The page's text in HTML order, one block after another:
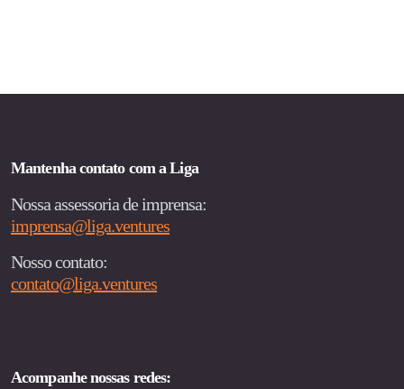
Mantenha contato com a Liga
Nossa assessoria de imprensa:
imprensa@liga.ventures
Nosso contato:
contato@liga.ventures
Acompanhe nossas redes: